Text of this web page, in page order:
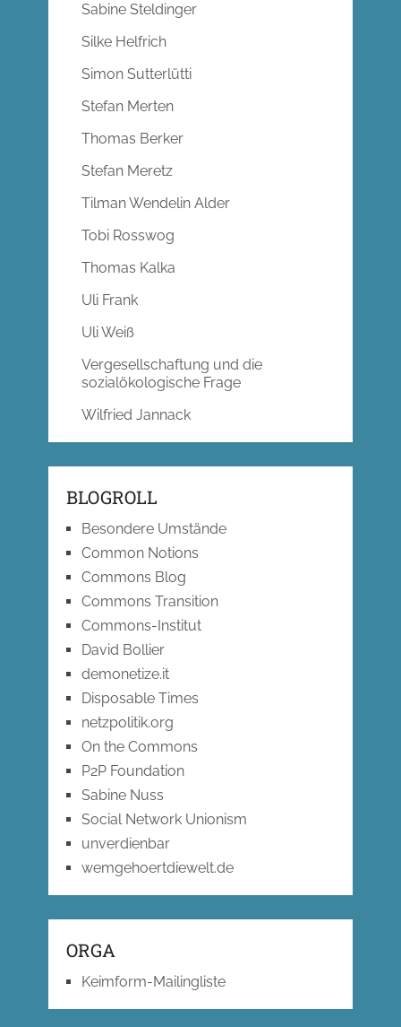
Sabine Steldinger
Silke Helfrich
Simon Sutterlütti
Stefan Merten
Thomas Berker
Stefan Meretz
Tilman Wendelin Alder
Tobi Rosswog
Thomas Kalka
Uli Frank
Uli Weiß
Vergesellschaftung und die
sozialökologische Frage
Wilfried Jannack
BLOGROLL
Besondere Umstände
Common Notions
Commons Blog
Commons Transition
Commons-Institut
David Bollier
demonetize.it
Disposable Times
netzpolitik.org
On the Commons
P2P Foundation
Sabine Nuss
Social Network Unionism
unverdienbar
wemgehoertdiewelt.de
ORGA
Keimform-Mailingliste